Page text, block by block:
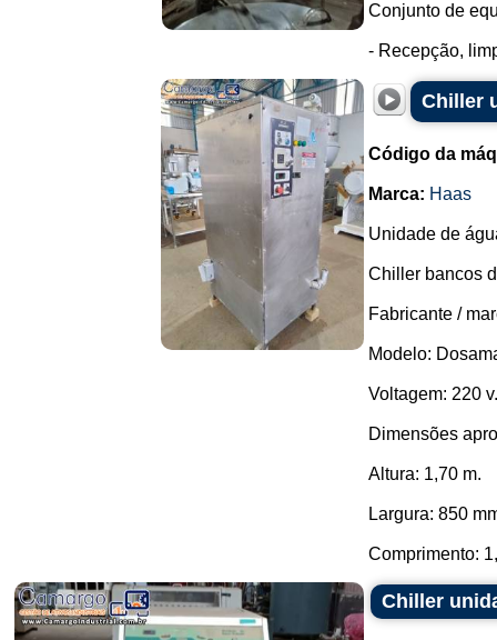
Conjunto de
- Recepção,
Chiller
Código da
Marca: Haas
Unidade de
Chiller bancos
Fabricante /
Modelo:
Voltagem: 220 v.
Dimensões
Altura: 1,70 m.
Largura: 850
Comprimento:
Chiller